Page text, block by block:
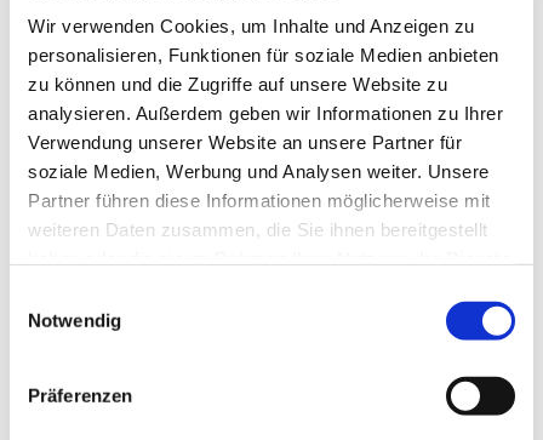
Wir verwenden Cookies, um Inhalte und Anzeigen zu
personalisieren, Funktionen für soziale Medien anbieten
zu können und die Zugriffe auf unsere Website zu
analysieren. Außerdem geben wir Informationen zu Ihrer
Verwendung unserer Website an unsere Partner für
soziale Medien, Werbung und Analysen weiter. Unsere
Partner führen diese Informationen möglicherweise mit
weiteren Daten zusammen, die Sie ihnen bereitgestellt
Notwendig
Präferenzen